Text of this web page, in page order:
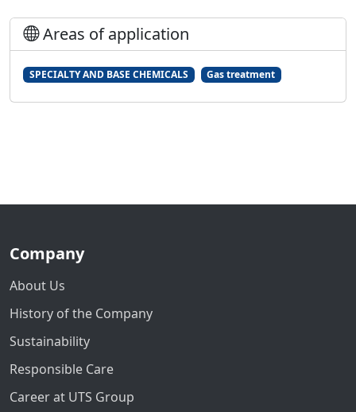
Areas of application
SPECIALTY AND BASE CHEMICALS Gas treatment
Company
About Us
History of the Company
Sustainability
Responsible Care
Career at UTS Group